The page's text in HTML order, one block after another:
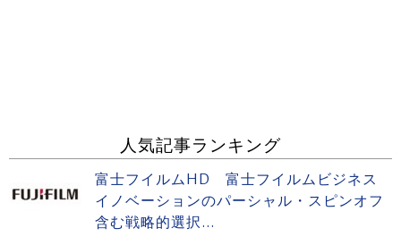
人気記事ランキング
富士フイルムHD 富士フイルムビジネス
イノベーションのパーシャル・スピンオフ
含む戦略的選択...